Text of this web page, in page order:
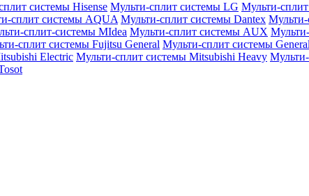
системы Hisense Мульти-сплит системы LG Мульти-
сплит системы AQUA Мульти-сплит системы Dantex
сплит-системы MIdea Мульти-сплит системы AUX
сплит системы Fujitsu General Мульти-сплит системы
Electric Мульти-сплит системы Mitsubishi Heavy